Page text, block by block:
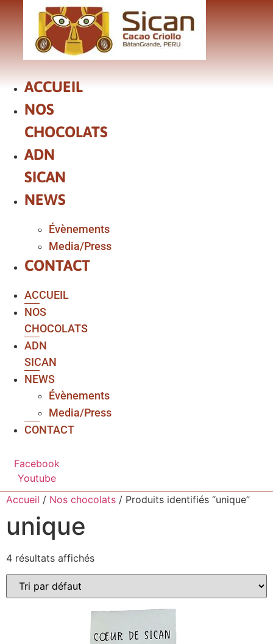
contenu
ACCUEIL
NOS
CHOCOLATS
ADN
SICAN
NEWS
Évènements
Media/Press
CONTACT
ACCUEIL
NOS
CHOCOLATS
ADN
SICAN
NEWS
Évènements
Media/Press
CONTACT
Facebook
Youtube
Accueil / Nos chocolats / Produits identifiés “unique”
unique
4 résultats affichés